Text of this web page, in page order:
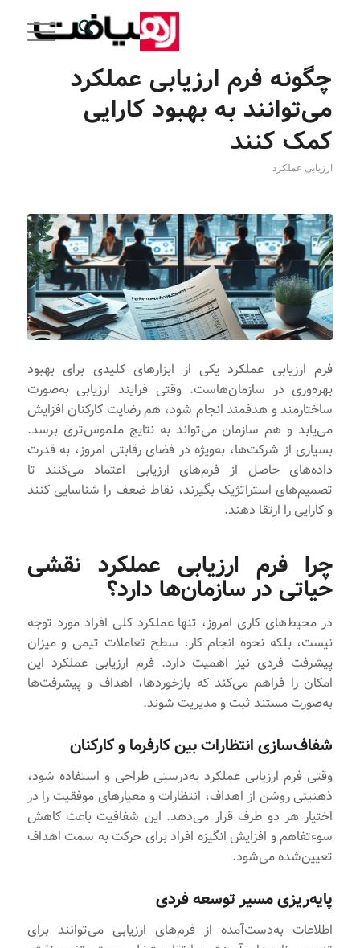
چگونه فرم‌ ارزیابی عملکرد
می‌توانند به بهبود کارایی
کمک کنند
ارزیابی عملکرد
فرم‌ ارزیابی عملکرد یکی از ابزارهای کلیدی برای بهبود
بهره‌وری در سازمان‌هاست. وقتی فرایند ارزیابی به‌صورت
ساختارمند و هدفمند انجام شود، هم رضایت کارکنان افزایش
می‌یابد و هم سازمان می‌تواند به نتایج ملموس‌تری برسد.
بسیاری از شرکت‌ها، به‌ویژه در فضای رقابتی امروز، به قدرت
داده‌های حاصل از فرم‌های ارزیابی اعتماد می‌کنند تا
تصمیم‌های استراتژیک بگیرند، نقاط ضعف را شناسایی کنند
و کارایی را ارتقا دهند.
چرا فرم ارزیابی عملکرد نقشی
حیاتی در سازمان‌ها دارد؟
در محیط‌های کاری امروز، تنها عملکرد کلی افراد مورد توجه
نیست، بلکه نحوه انجام کار، سطح تعاملات تیمی و میزان
پیشرفت فردی نیز اهمیت دارد. فرم ارزیابی عملکرد این
امکان را فراهم می‌کند که بازخوردها، اهداف و پیشرفت‌ها
به‌صورت مستند ثبت و مدیریت شوند.
شفاف‌سازی انتظارات بین کارفرما و کارکنان
وقتی فرم‌ ارزیابی عملکرد به‌درستی طراحی و استفاده شود،
ذهنیتی روشن از اهداف، انتظارات و معیارهای موفقیت را در
اختیار هر دو طرف قرار می‌دهد. این شفافیت باعث کاهش
سوءتفاهم و افزایش انگیزه افراد برای حرکت به سمت اهداف
تعیین‌شده می‌شود.
پایه‌ریزی مسیر توسعه فردی
اطلاعات به‌دست‌آمده از فرم‌های ارزیابی می‌توانند برای